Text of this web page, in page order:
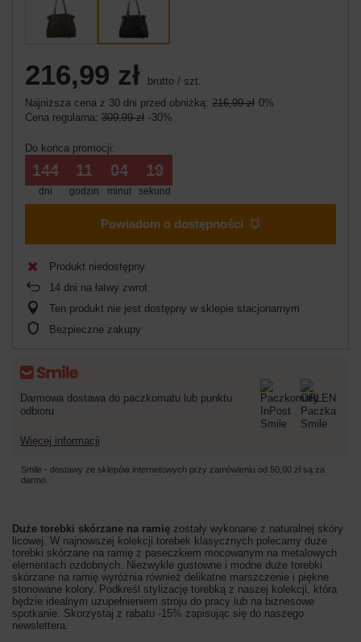
216,99 zł brutto / szt.
Najniższa cena z 30 dni przed obniżką: 216,99 zł 0%
Cena regularna: 309,99 zł -30%
Do końca promocji:
144
dni
11
godzin
04
minut
19
sekund
Powiadom o dostępności
Produkt niedostępny
14 dni na łatwy zwrot
Ten produkt nie jest dostępny w sklepie stacjonarnym
Bezpieczne zakupy
Darmowa dostawa do paczkomatu lub punktu
odbioru
Więcej informacji
Smile - dostawy ze sklepów internetowych przy zamówieniu od 50,00 zł są za
darmo.
Duże torebki skórzane na ramię zostały wykonane z naturalnej skóry
licowej. W najnowszej kolekcji torebek klasycznych polecamy duże
torebki skórzane na ramię z paseczkiem mocowanym na metalowych
elementach ozdobnych. Niezwykle gustowne i modne duże torebki
skórzane na ramię wyróżnia również delikatne marszczenie i piękne
stonowane kolory. Podkreśl stylizację torebką z naszej kolekcji, która
będzie idealnym uzupełnieniem stroju do pracy lub na biznesowe
spotkanie. Skorzystaj z rabatu -15% zapisując się do naszego
newslettera.